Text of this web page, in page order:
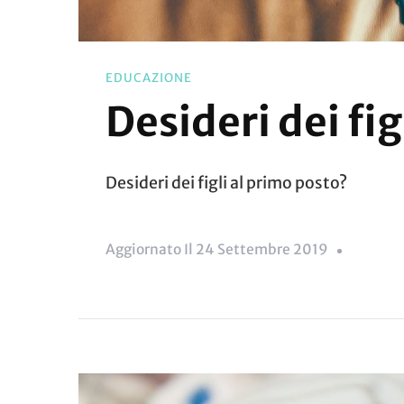
EDUCAZIONE
Desideri dei
Desideri dei figli al primo posto?
Aggiornato Il 24 Settembre 2019